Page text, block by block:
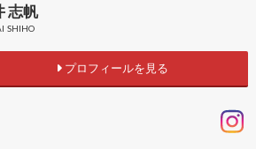
志帆
SHIHO
プロフィールを見る